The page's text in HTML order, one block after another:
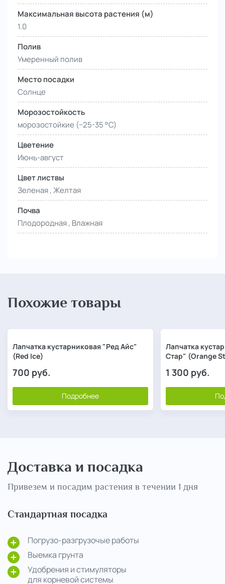
Максимальная высота растения (м)
1.0
Полив
Умеренный полив
Место посадки
Солнце
Морозостойкость
морозостойкие (−25-35 °С)
Цветение
Июнь-август
Цвет листвы
Зеленая , Желтая
Почва
Плодородная , Влажная
Похожие товары
Лапчатка кустарниковая "Ред Айс"
(Red Ice)
700 руб.
Подробнее
Лапчатка
Стар" (Orange
1 300 руб.
Доставка и посадка
Привезем и посадим растения в течении 1 дня
Стандартная посадка
Погрузо-разгрузочые работы
Выемка грунта
Удобрения и стимуляторы
для корневой системы